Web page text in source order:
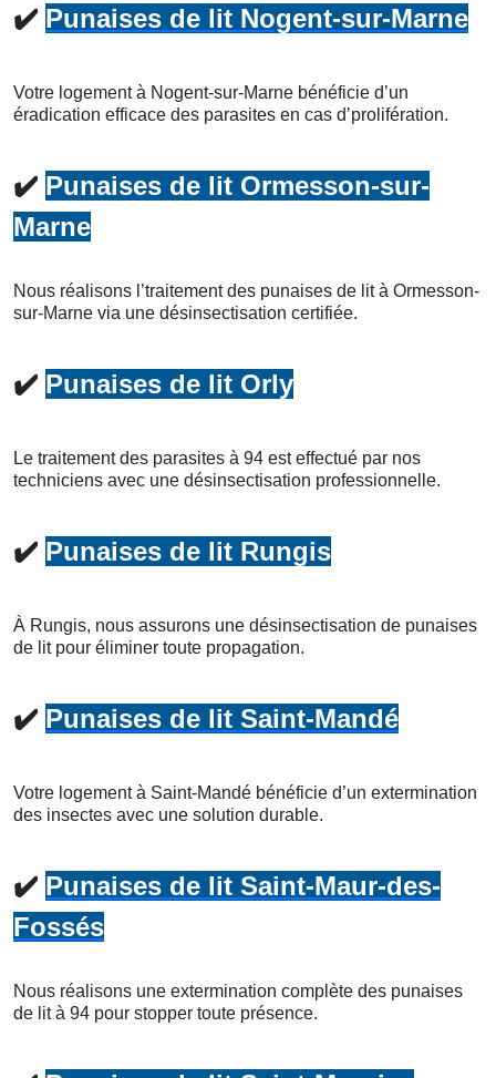
✔️ Punaises de lit Nogent-sur-Marne
Votre logement à Nogent-sur-Marne bénéficie d’un
éradication efficace des parasites en cas d’prolifération.
✔️ Punaises de lit Ormesson-sur-
Marne
Nous réalisons l’traitement des punaises de lit à Ormesson-
sur-Marne via une désinsectisation certifiée.
✔️ Punaises de lit Orly
Le traitement des parasites à 94 est effectué par nos
techniciens avec une désinsectisation professionnelle.
✔️ Punaises de lit Rungis
À Rungis, nous assurons une désinsectisation de punaises
de lit pour éliminer toute propagation.
✔️ Punaises de lit Saint-Mandé
Votre logement à Saint-Mandé bénéficie d’un extermination
des insectes avec une solution durable.
✔️ Punaises de lit Saint-Maur-des-
Fossés
Nous réalisons une extermination complète des punaises
de lit à 94 pour stopper toute présence.